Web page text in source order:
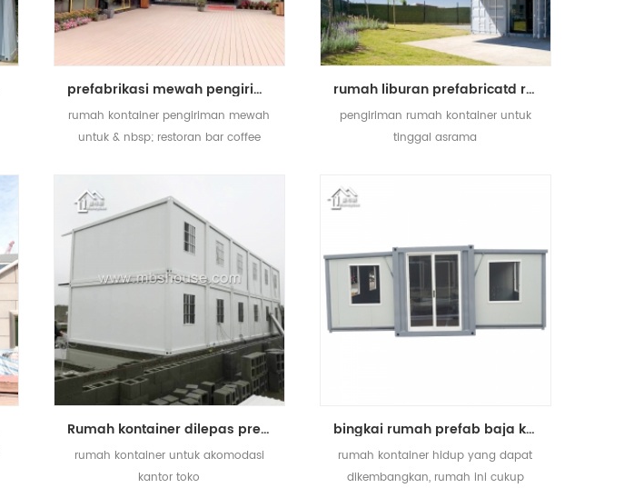
prefabrikasi mewah pengiriman ponsel restoran bar coffee shop kios rumah kontainer
rumah kontainer pengiriman mewah
untuk & nbsp; restoran bar coffee
rumah liburan prefabricatd rumah kontainer pengiriman mewah
pengiriman rumah kontainer untuk
tinggal asrama
Rumah kontainer dilepas prefabrikasi untuk akomodasi kantor toko
rumah kontainer untuk akomodasi
kantor toko
bingkai rumah prefab baja karbon hidup kontainer rumah dijual untuk dijual
rumah kontainer hidup yang dapat
dikembangkan, rumah ini cukup